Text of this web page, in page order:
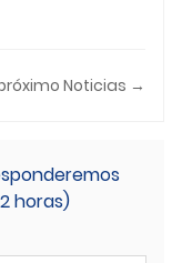
Noticias →
horas)